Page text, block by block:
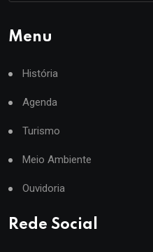
Menu
História
Agenda
Turismo
Meio Ambiente
Ouvidoria
Rede Social